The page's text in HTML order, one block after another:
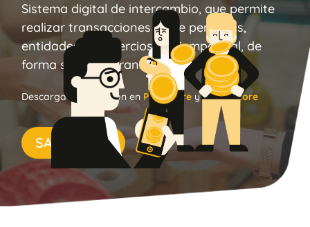
Sistema digital de intercambio, que permite
realizar transacciones entre personas,
entidades y comercios en tiempo real, de
forma segura y transparente.
Descarga la aplicación en Play Store yApple Store
SABER MÁS